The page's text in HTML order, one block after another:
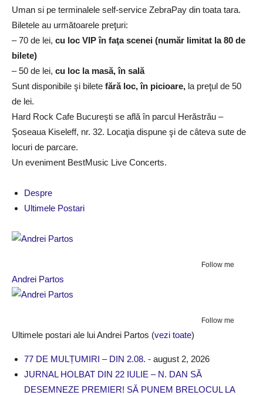
Uman si pe terminalele self-service ZebraPay din toata tara.
Biletele au următoarele preţuri:
– 70 de lei, cu loc VIP în faţa scenei (număr limitat la 80 de
bilete)
– 50 de lei, cu loc la masă, în sală
Sunt disponibile şi bilete fără loc, în picioare, la preţul de 50
de lei.
Hard Rock Cafe Bucureşti se află în parcul Herăstrău –
Şoseaua Kiseleff, nr. 32. Locaţia dispune şi de câteva sute de
locuri de parcare.
Un eveniment BestMusic Live Concerts.
Despre
Ultimele Postari
Follow me
Andrei Partos
Follow me
Ultimele postari ale lui Andrei Partos (vezi toate)
77 DE MULȚUMIRI – DIN 2.08. - august 2, 2026
JURNAL HOLBAT DIN 22 IULIE – N. DAN SĂ
DESEMNEZE PREMIER! SĂ PUNEM BRELOCUL LA